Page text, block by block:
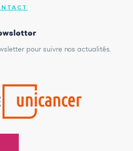
pour suivre nos actualités.